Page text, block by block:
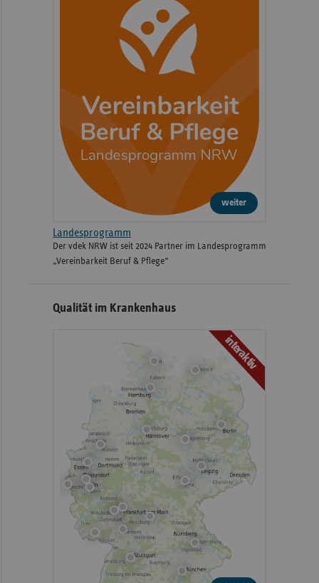
weiter
Landesprogramm
Der vdek NRW ist seit 2024 Partner im Landesprogramm
„Vereinbarkeit Beruf & Pflege“
Qualität im Krankenhaus
interaktiv